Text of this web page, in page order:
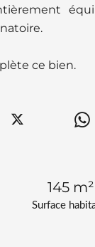
Surface
145 m²
ce bien.